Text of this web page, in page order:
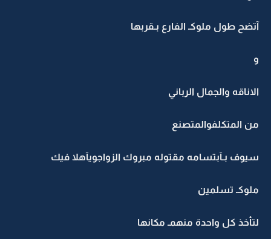
آتضح طول ملوكـ الفارع بـقربها
و
الاناقه والجمال الرباني
من المتكلفوالمتصنع
سيوف بـآبتسامه مقتوله مبروك الزواجويآهلا فيك
ملوكـ تسلمين
لتأخذ كل واحدة منهمـ مكانها